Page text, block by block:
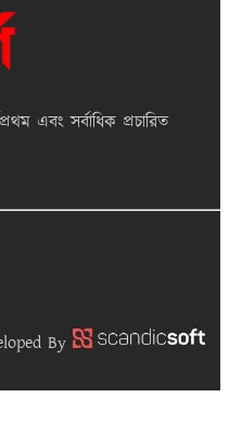
এবং সর্বাধিক প্রচারিত
By